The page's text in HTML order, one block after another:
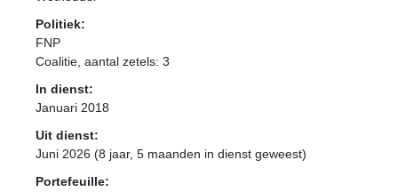
Politiek:
FNP
Coalitie , aantal zetels: 3
In dienst:
Januari 2018
Uit dienst:
Juni 2026 (8 jaar, 5 maanden in dienst geweest)
Portefeuille: